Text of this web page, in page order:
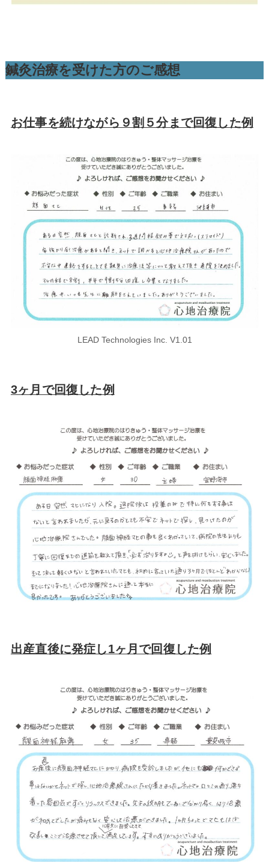
鍼灸治療を受けた方のご感想
お仕事を続けながら９割５分まで回復した例
LEAD Technologies Inc. V1.01
3ヶ月で回復した例
出産直後に発症し1ヶ月で回復した例